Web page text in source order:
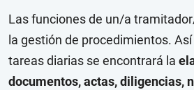
Las funciones de un/a
la gestión de procedimientos.
tareas diarias se encontrará la
documentos, actas, diligencias,